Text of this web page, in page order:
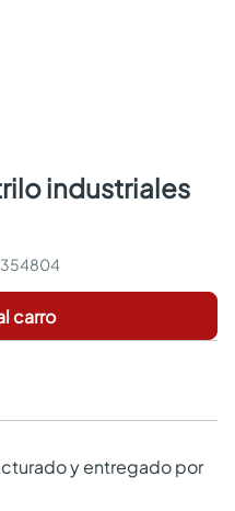
carro
y entregado por